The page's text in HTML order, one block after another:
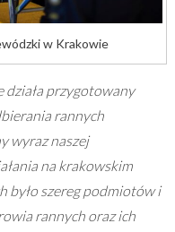
w Krakowie
działa przygotowany
rannych
wyraz naszej
na krakowskim
było szereg podmiotów i
rannych oraz ich